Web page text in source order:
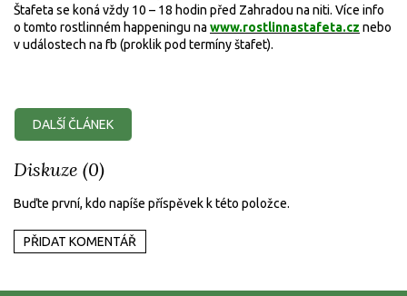
Štafeta se koná vždy 10 – 18 hodin před Zahradou na niti. Více info
o tomto rostlinném happeningu na www.rostlinnastafeta.cz nebo
v událostech na fb (proklik pod termíny štafet).
DALŠÍ ČLÁNEK
Diskuze (0)
Buďte první, kdo napíše příspěvek k této položce.
PŘIDAT KOMENTÁŘ